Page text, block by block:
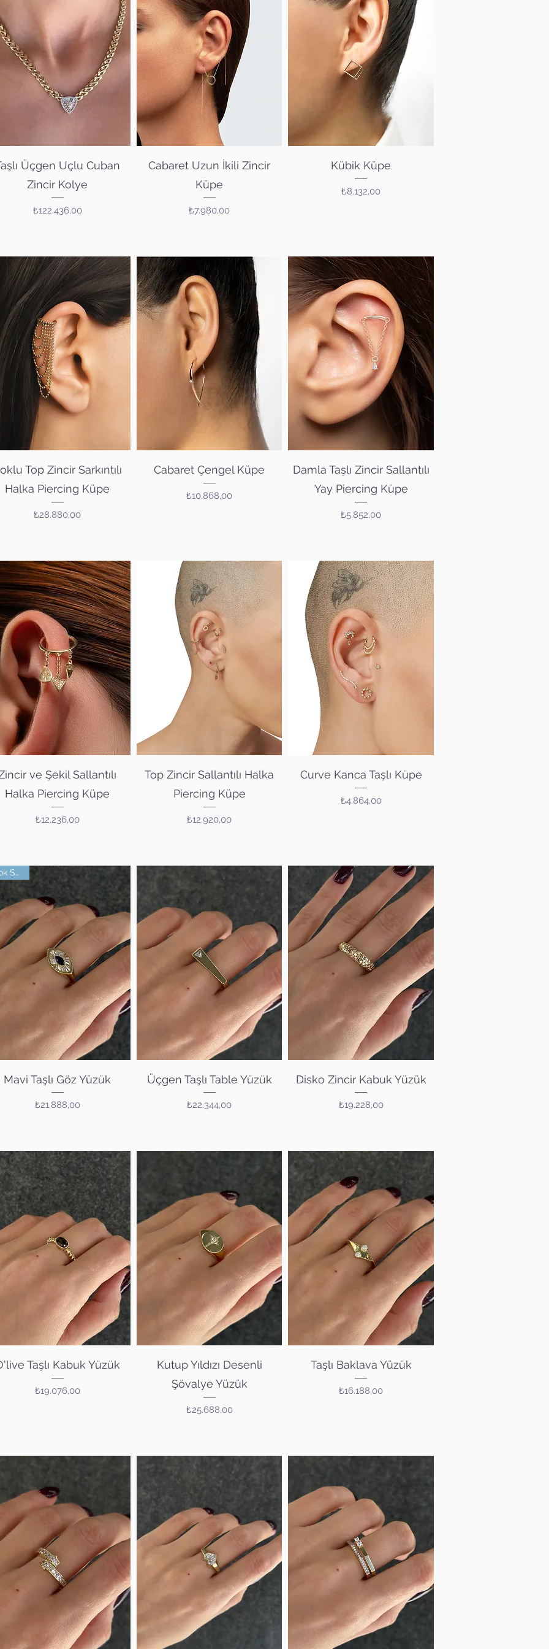
Hızlı Bakış
Üçgen Uçlu Cuban
Zincir Kolye
Fiyat
₺122.436,00
Hızlı Bakış
Cabaret Uzun İkili Zincir
Küpe
Fiyat
₺7.980,00
Hızlı Bakış
Kübik Küpe
Fiyat
₺8.132,00
Hızlı Bakış
Top Zincir Sarkıntılı
Halka Piercing Küpe
Fiyat
₺28.880,00
Hızlı Bakış
Cabaret Çengel Küpe
Fiyat
₺10.868,00
Hızlı Bakış
Damla Taşlı Zincir Sallantılı
Yay Piercing Küpe
Fiyat
₺5.852,00
Hızlı Bakış
ve Şekil Sallantılı
Halka Piercing Küpe
Fiyat
₺12.236,00
Hızlı Bakış
Top Zincir Sallantılı Halka
Piercing Küpe
Fiyat
₺12.920,00
Hızlı Bakış
Curve Kanca Taşlı Küpe
Fiyat
₺4.864,00
Hızlı Bakış
Çok Satan
Mavi Taşlı Göz Yüzük
Fiyat
₺21.888,00
Hızlı Bakış
Üçgen Taşlı Table Yüzük
Fiyat
₺22.344,00
Hızlı Bakış
Disko Zincir Kabuk Yüzük
Fiyat
₺19.228,00
Hızlı Bakış
Taşlı Kabuk Yüzük
Fiyat
₺19.076,00
Hızlı Bakış
Kutup Yıldızı Desenli
Şövalye Yüzük
Fiyat
₺25.688,00
Hızlı Bakış
Taşlı Baklava Yüzük
Fiyat
₺16.188,00